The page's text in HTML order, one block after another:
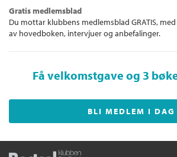
Gratis medlemsblad
Du mottar klubbens medlemsblad GRATIS,
av hovedboken, intervjuer og anbefalinger.
Få velkomstgave og 3
BLI MEDLEM I DAG